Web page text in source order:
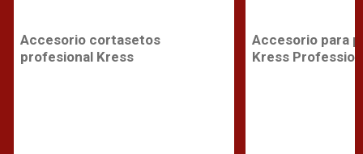
Accesorio cortasetos
profesional Kress
Accesorio para
Kress